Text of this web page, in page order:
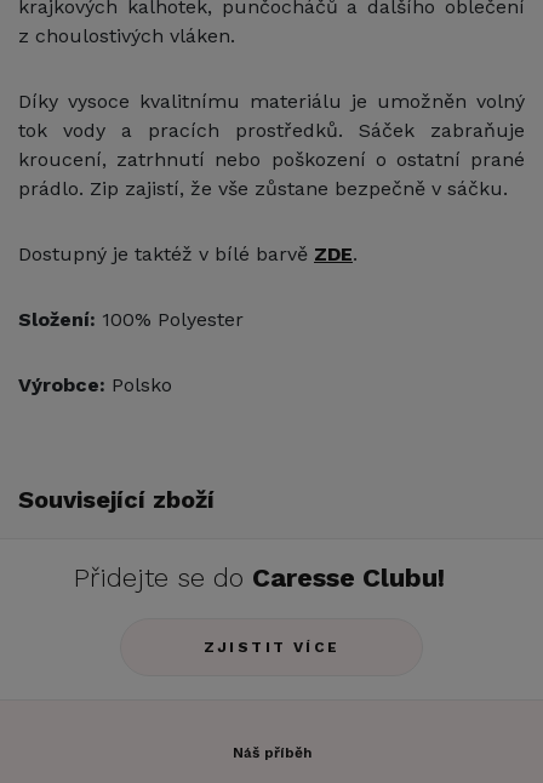
krajkových kalhotek, punčocháčů a dalšího oblečení
z choulostivých vláken.
Díky vysoce kvalitnímu materiálu je umožněn volný
tok vody a pracích prostředků. Sáček zabraňuje
kroucení, zatrhnutí nebo poškození o ostatní prané
prádlo. Zip zajistí, že vše zůstane bezpečně v sáčku.
Dostupný je taktéž v bílé barvě ZDE.
Složení: 100% Polyester
Výrobce: Polsko
Související zboží
Přidejte se do Caresse Clubu!
ZJISTIT VÍCE
Náš příběh